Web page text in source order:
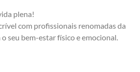
plena!
com profissionais renomadas da
seu bem-estar físico e emocional.